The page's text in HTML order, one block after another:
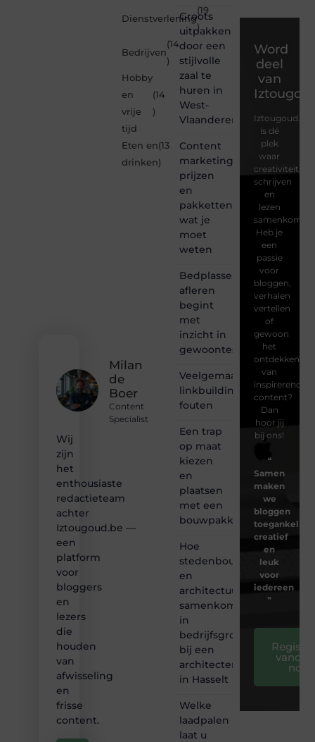
Milan
de
Boer
Content
Specialist
Wij
zijn
het
enthousiaste
redactieteam
achter
Iztougoud.be —
een
platform
voor
bloggers
en
lezers
die
houden
van
afwisseling
en
frisse
content.
Dienstverlening
(19
)
Bedrijven
(14
)
Hobby
en
vrije
tijd
(14
)
Eten en
drinken
(13
)
Groots
uitpakken
door een
stijlvolle
zaal te
huren in
West-
Vlaanderen
Content
marketing
prijzen
en
pakketten:
wat je
moet
weten
Bedplassen
afleren
begint
met
inzicht in
gewoontes
Veelgemaakte
linkbuilding
fouten
Een trap
op maat
kiezen
en
plaatsen
met een
bouwpakket
Hoe
stedenbouw
en
architectuur
samenkomen
in
bedrijfsgroei
bij een
architectenbureau
in Hasselt
Welke
laadpalen
laat u
Word
deel
van
Iztougoud.be
is dé
plek
waar
creativiteit,
schrijven
en
lezen
samenkomen.
Heb je
een
passie
voor
bloggen,
verhalen
vertellen
of
gewoon
het
ontdekken
van
inspirerende
content?
Dan
hoor jij
bij ons!
❝
Samen
maken
we
bloggen
toegankelijk,
creatief
en
leuk
voor
iedereen
❞
nog